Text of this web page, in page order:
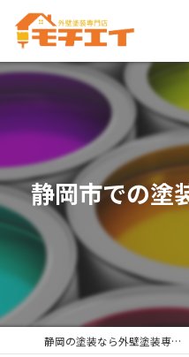
静岡市での塗
静岡の塗装なら外壁塗装専門店 モチエイ